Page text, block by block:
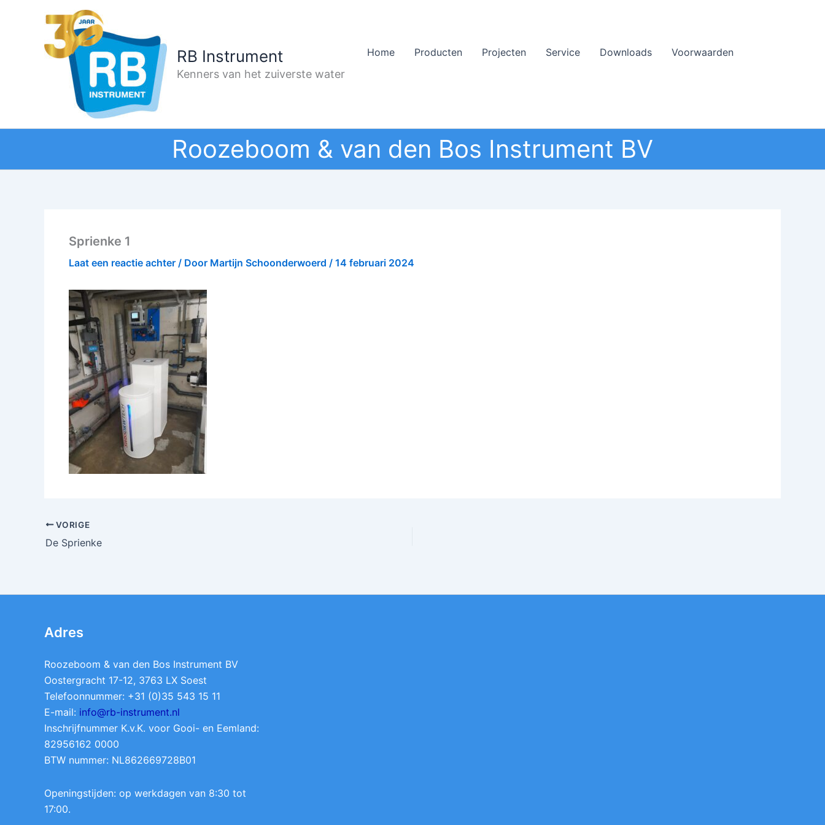
RB Instrument
Kenners van het zuiverste water
Home Producten Projecten Service Downloads Voorwaarden
Roozeboom & van den Bos Instrument BV
Sprienke 1
Laat een reactie achter / Door Martijn Schoonderwoerd / 14 februari 2024
VORIGE
De Sprienke
Adres
Roozeboom & van den Bos Instrument BV
Oostergracht 17-12, 3763 LX Soest
Telefoonnummer: +31 (0)35 543 15 11
E-mail: info@rb-instrument.nl
Inschrijfnummer K.v.K. voor Gooi- en Eemland:
82956162 0000
BTW nummer: NL862669728B01
Openingstijden: op werkdagen van 8:30 tot
17:00.